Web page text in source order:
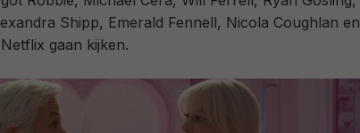
Shipp, Emerald Fennell, Nicola Coughlan en
gaan kijken.